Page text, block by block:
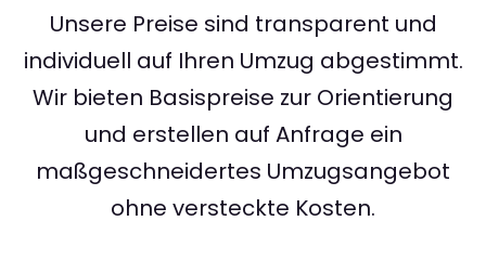
Unsere Preise sind transparent und
individuell auf Ihren Umzug abgestimmt.
Wir bieten Basispreise zur Orientierung
und erstellen auf Anfrage ein
maßgeschneidertes Umzugsangebot
ohne versteckte Kosten.